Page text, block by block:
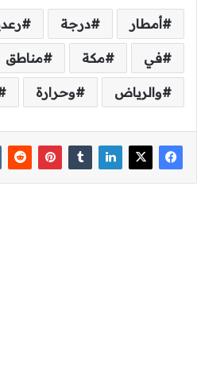
أمطار درجة
في مكة مناطق
والرياض وحرارة